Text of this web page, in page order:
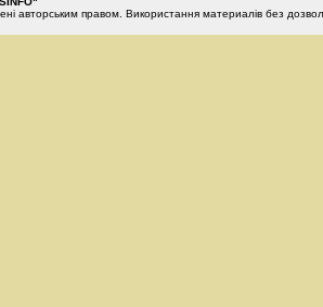
авторським правом. Використання материалів без